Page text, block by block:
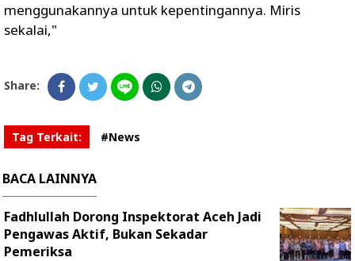
menggunakannya untuk kepentingannya. Miris
sekalai,"
Share:
Tag Terkait: #News
BACA LAINNYA
Fadhlullah Dorong Inspektorat Aceh Jadi
Pengawas Aktif, Bukan Sekadar
Pemeriksa